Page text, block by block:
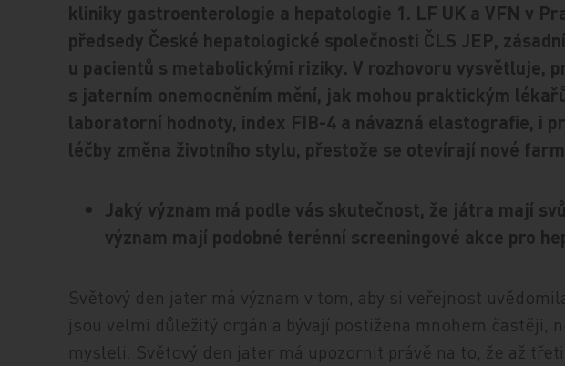
kliniky gastroenterologie a hepatologie 1. LF UK a VFN v
předsedy České hepatologické společnosti ČLS JEP,
u pacientů s metabolickými riziky. V rozhovoru vysvětluje,
s jaterním onemocněním mění, jak mohou praktickým
laboratorní hodnoty, index FIB-4 a návazná elastografie, i
léčby změna životního stylu, přestože se otevírají nové
Jaký význam má podle vás skutečnost, že játra mají
význam mají podobné terénní screeningové akce pro
Světový den jater má význam v tom, aby si veřejnost
jsou velmi důležitý orgán a bývají postižena mnohem častěji,
mysleli. Světový den jater má upozornit právě na to, že až